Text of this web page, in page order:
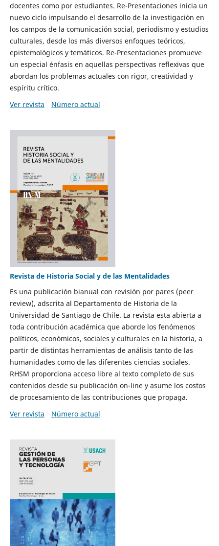
docentes como por estudiantes. Re-Presentaciones inicia un
nuevo ciclo impulsando el desarrollo de la investigación en
los campos de la comunicación social, periodismo y estudios
culturales, desde los más diversos enfoques teóricos,
epistemológicos y temáticos. Re-Presentaciones promueve
un especial énfasis en aquellas perspectivas reflexivas que
abordan los problemas actuales con rigor, creatividad y
espíritu crítico.
Ver revista
Número actual
Revista de Historia Social y de las Mentalidades
Es una publicación bianual con revisión por pares (peer
review), adscrita al Departamento de Historia de la
Universidad de Santiago de Chile. La revista esta abierta a
toda contribución académica que aborde los fenómenos
políticos, económicos, sociales y culturales en la historia, a
partir de distintas herramientas de análisis tanto de las
humanidades como de las diferentes ciencias sociales.
RHSM proporciona acceso libre al texto completo de sus
contenidos desde su publicación on-line y asume los costos
de procesamiento de las contribuciones que propaga.
Ver revista
Número actual